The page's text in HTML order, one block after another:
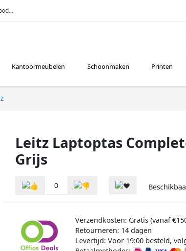
Kantoormeubelen Schoonmaken Printen
Leitz Laptoptas
Grijs
0
Verzendkosten: Gratis (vanaf
Retourneren: 14 dagen
Levertijd: Voor 19:00 besteld,